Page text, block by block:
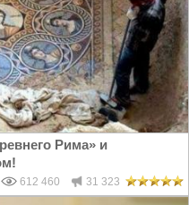
Рима» и
612 460 31 323